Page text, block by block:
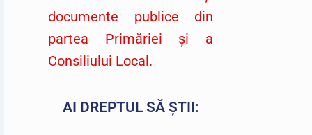
documente publice din
partea Primăriei și a
Consiliului Local.
AI DREPTUL SĂ ȘTII: